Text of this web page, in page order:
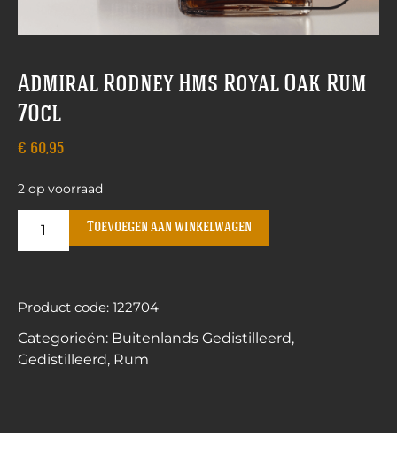
Admiral Rodney Hms Royal Oak Rum
70cl
€ 60,95
2 op voorraad
Toevoegen aan winkelwagen
Product code: 122704
Categorieën: Buitenlands Gedistilleerd,
Gedistilleerd, Rum